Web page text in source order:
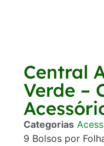
Central
Verde –
Categorias
9 Bolsos por